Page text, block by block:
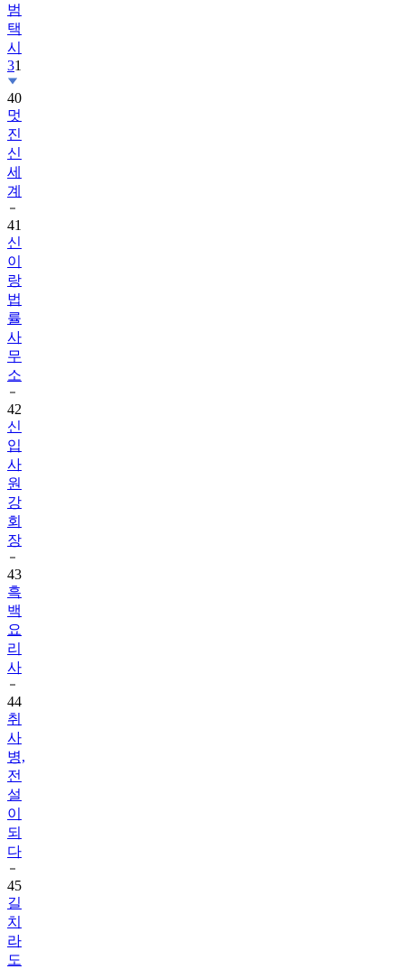
범
택
시
31
40
멋
진
신
세
계
41
신
이
랑
법
률
사
무
소
42
신
입
사
원
강
회
장
43
흑
백
요
리
사
44
취
사
병,
전
설
이
되
다
45
길
치
라
도